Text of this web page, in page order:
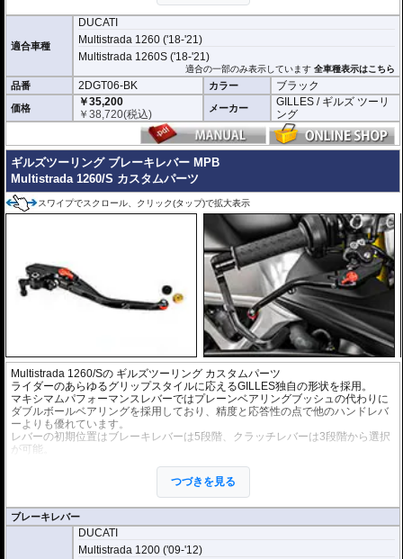
適合車種
DUCATI
Multistrada 1260 ('18-'21)
Multistrada 1260S ('18-'21)
適合の一部のみ表示しています全車種表示はこちら
品番 2DGT06-BK カラー ブラック
価格
￥35,200
￥38,720(税込) メーカー
GILLES / ギルズ ツーリ
ング
ギルズツーリング ブレーキレバー MPB
Multistrada 1260/S カスタムパーツ
スワイプでスクロール、クリック(タップ)で拡大表示
Multistrada 1260/Sの ギルズツーリング カスタムパーツ
ライダーのあらゆるグリップスタイルに応えるGILLES独自の形状を採用。
マキシマムパフォーマンスレバーではプレーンベアリングブッシュの代わりに
ダブルボールベアリングを採用しており、精度と応答性の点で他のハンドレバ
ーよりも優れています。
レバーの初期位置はブレーキレバーは5段階、クラッチレバーは3段階から選択
が可能。
またクラッチレバーではバウデンケーブル用のマウントが3種類用意されてお
り、レバー比やレスポンスの調節が可能です。
※交換可能な3色のレバー端(ブラック、シルバー、レッド)が付属
※写真はシリーズ代表イメージです。車種により形状、デザインが異なる場合
つづきを見る
ブレーキレバー
DUCATI
Multistrada 1200 ('09-'12)